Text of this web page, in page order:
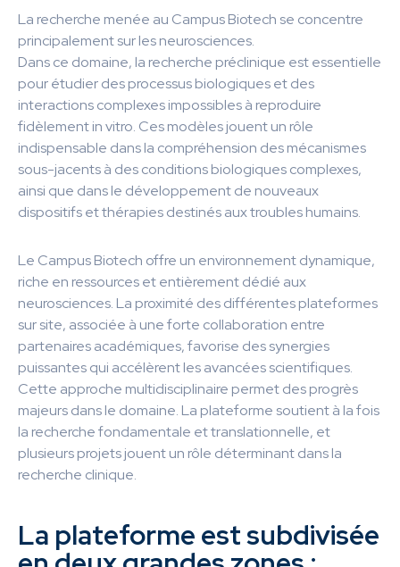
La recherche menée au Campus Biotech se concentre
principalement sur les neurosciences.
Dans ce domaine, la recherche préclinique est essentielle
pour étudier des processus biologiques et des
interactions complexes impossibles à reproduire
fidèlement in vitro. Ces modèles jouent un rôle
indispensable dans la compréhension des mécanismes
sous-jacents à des conditions biologiques complexes,
ainsi que dans le développement de nouveaux
dispositifs et thérapies destinés aux troubles humains.
Le Campus Biotech offre un environnement dynamique,
riche en ressources et entièrement dédié aux
neurosciences. La proximité des différentes plateformes
sur site, associée à une forte collaboration entre
partenaires académiques, favorise des synergies
puissantes qui accélèrent les avancées scientifiques.
Cette approche multidisciplinaire permet des progrès
majeurs dans le domaine. La plateforme soutient à la fois
la recherche fondamentale et translationnelle, et
plusieurs projets jouent un rôle déterminant dans la
recherche clinique.
La plateforme est subdivisée